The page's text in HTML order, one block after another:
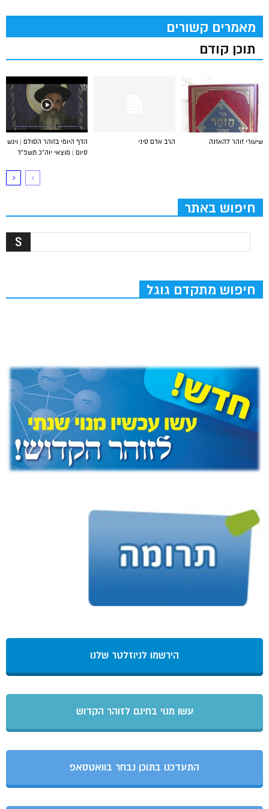
מאמרים קשורים
תוכן קודם
הדף היומי בזוהר הסולם | ויגש
סיום | מוצאי יוה”כ תשפ”ד
הרב אדם סיני שיעורי זוהר להאזנה
חיפוש באתר
חיפוש מתקדם גוגל
הירשמו לניוזלטר שלנו
עשו מנוי בחינם לזוהר הקדוש
התעדכנו בתוכן נבחר בוואטסאפ